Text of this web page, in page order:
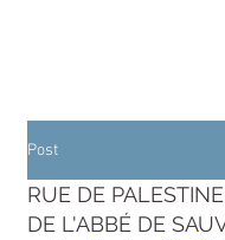
Post
RUE DE
DE L'ABBÉ DE